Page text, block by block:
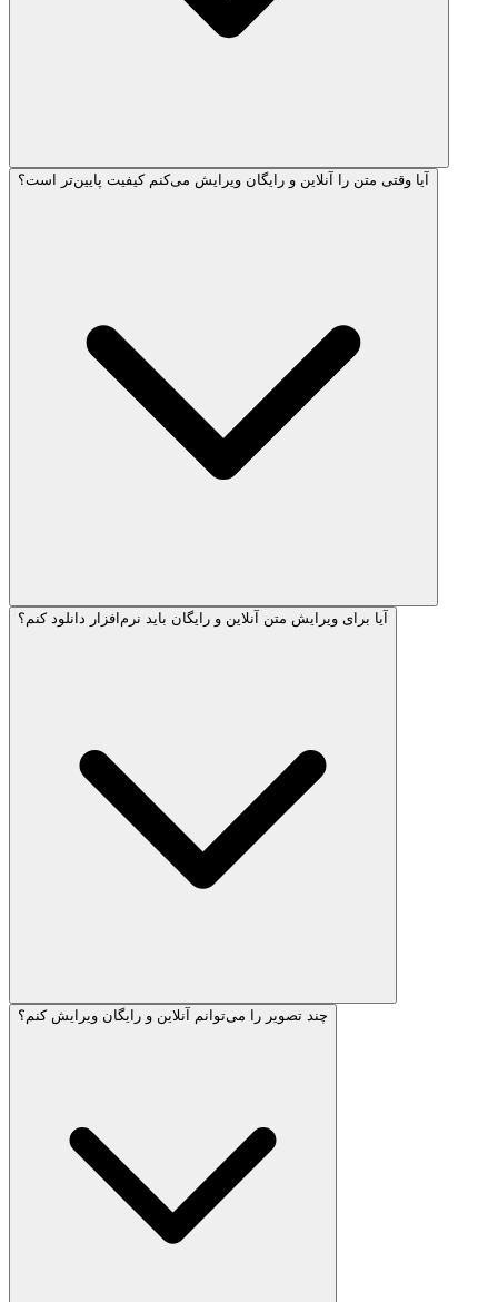
آیا وقتی متن را آنلاین و رایگان ویرایش می‌کنم کیفیت پایین‌تر است؟
آیا برای ویرایش متن آنلاین و رایگان باید نرم‌افزار دانلود کنم؟
چند تصویر را می‌توانم آنلاین و رایگان ویرایش کنم؟